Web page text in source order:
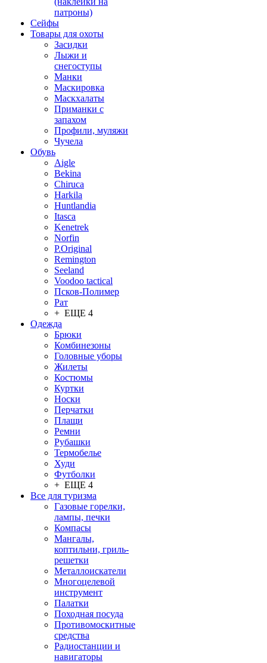
патроны)
Сейфы
Товары для охоты
Засидки
Лыжи и
снегоступы
Манки
Маскировка
Маскхалаты
Приманки с
запахом
Профили, муляжи
Чучела
Обувь
Aigle
Bekina
Chiruсa
Harkila
Huntlandia
Itasca
Kenetrek
Norfin
P.Original
Remington
Seeland
Voodoo tactical
Псков-Полимер
Рат
+ ЕЩЕ 4
Одежда
Брюки
Комбинезоны
Головные уборы
Жилеты
Костюмы
Куртки
Носки
Перчатки
Плащи
Ремни
Рубашки
Термобелье
Худи
Футболки
+ ЕЩЕ 4
Все для туризма
Газовые горелки,
лампы, печки
Компасы
Мангалы,
коптильни, гриль-
решетки
Металлоискатели
Многоцелевой
инструмент
Палатки
Походная посуда
Противомоскитные
средства
Радиостанции и
навигаторы